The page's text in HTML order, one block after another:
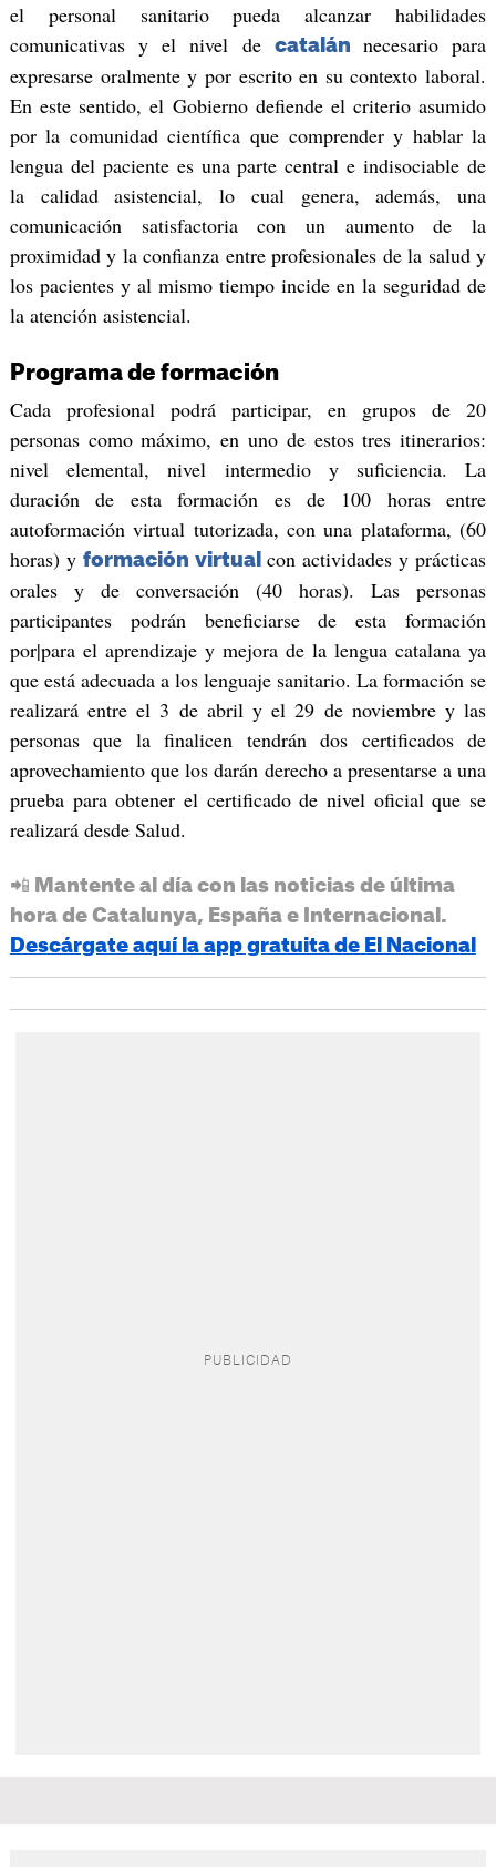
el personal sanitario pueda alcanzar habilidades
comunicativas y el nivel de
catalán
necesario para
expresarse oralmente y por escrito en su contexto laboral.
En este sentido, el Gobierno defiende el criterio asumido
por la comunidad científica que comprender y hablar la
lengua del paciente es una parte central e indisociable de
la calidad asistencial, lo cual genera, además, una
comunicación satisfactoria con un aumento de la
proximidad y la confianza entre profesionales de la salud y
los pacientes y al mismo tiempo incide en la seguridad de
la atención asistencial.
Programa de formación
Cada profesional podrá participar, en grupos de 20
personas como máximo, en uno de estos tres itinerarios:
nivel elemental, nivel intermedio y suficiencia. La
duración de esta formación es de 100 horas entre
autoformación virtual tutorizada, con una plataforma, (60
horas) y formación virtual con actividades y prácticas
orales y de conversación (40 horas). Las personas
participantes podrán beneficiarse de esta formación
por|para el aprendizaje y mejora de la lengua catalana ya
que está adecuada a los lenguaje sanitario. La formación se
realizará entre el 3 de abril y el 29 de noviembre y las
personas que la finalicen tendrán dos certificados de
aprovechamiento que los darán derecho a presentarse a una
prueba para obtener el certificado de nivel oficial que se
realizará desde Salud.
📲 Mantente al día con las noticias de última
hora de Catalunya, España e Internacional.
Descárgate aquí la app gratuita de El Nacional